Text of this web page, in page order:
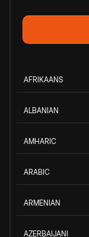
AFRIKAANS
ALBANIAN
AMHARIC
ARABIC
ARMENIAN
AZERBAIJANI